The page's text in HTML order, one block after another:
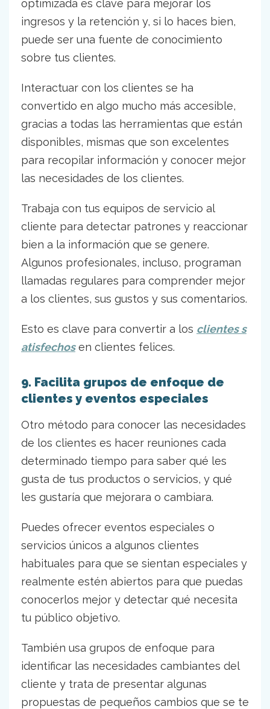
optimizada es clave para mejorar los
ingresos y la retención y, si lo haces bien,
puede ser una fuente de conocimiento
sobre tus clientes.
Interactuar con los clientes se ha
convertido en algo mucho más accesible,
gracias a todas las herramientas que están
disponibles, mismas que son excelentes
para recopilar información y conocer mejor
las necesidades de los clientes.
Trabaja con tus equipos de servicio al
cliente para detectar patrones y reaccionar
bien a la información que se genere.
Algunos profesionales, incluso, programan
llamadas regulares para comprender mejor
a los clientes, sus gustos y sus comentarios.
Esto es clave para convertir a los clientes s
atisfechosen clientes felices.
9. Facilita grupos de enfoque de
clientes y eventos especiales
Otro método para conocer las necesidades
de los clientes es hacer reuniones cada
determinado tiempo para saber qué les
gusta de tus productos o servicios, y qué
les gustaría que mejorara o cambiara.
Puedes ofrecer eventos especiales o
servicios únicos a algunos clientes
habituales para que se sientan especiales y
realmente estén abiertos para que puedas
conocerlos mejor y detectar qué necesita
tu público objetivo.
También usa grupos de enfoque para
identificar las necesidades cambiantes del
cliente y trata de presentar algunas
propuestas de pequeños cambios que se te